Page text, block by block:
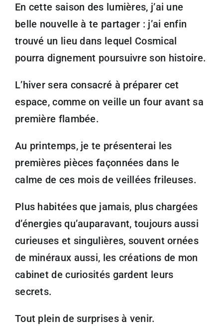
En cette saison des lumières, j’ai une
belle nouvelle à te partager : j’ai enfin
trouvé un lieu dans lequel Cosmical
pourra dignement poursuivre son histoire.
L’hiver sera consacré à préparer cet
espace, comme on veille un four avant sa
première flambée.
Au printemps, je te présenterai les
premières pièces façonnées dans le
calme de ces mois de veillées frileuses.
Plus habitées que jamais, plus chargées
d’énergies qu’auparavant, toujours aussi
curieuses et singulières, souvent ornées
de minéraux aussi, les créations de mon
cabinet de curiosités gardent leurs
secrets.
Tout plein de surprises à venir.